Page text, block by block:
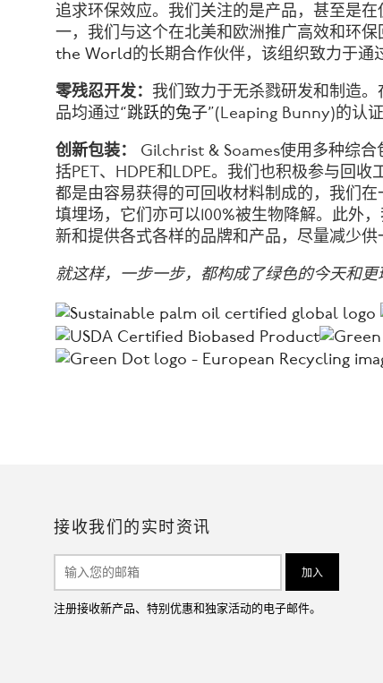
追求环保效应。我们关注的是产品，甚至是
一，我们与这个在北美和欧洲推广高效和环
the World的长期合作伙伴，该组织致力于通
零残忍开发： 我们致力于无杀戮研发和制造
品均通过“跳跃的兔子”(Leaping Bunny)的认证
创新包装：
Gilchrist & Soames使用多种综
括PET、HDPE和LDPE。 我们也积极参与回收
都是由容易获得的可回收材料制成的，我们
填埋场，它们亦可以100%被生物降解。 此外
新和提供各式各样的品牌和产品，尽量减少供
就这样，一步一步，都构成了绿色的今天和更
接收我们的实时资讯
注册接收新产品、特别优惠和独家活动的电子邮件。